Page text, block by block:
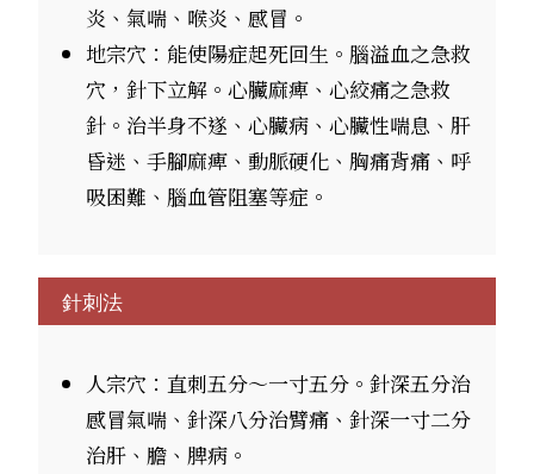
炎、氣喘、喉炎、感冒。
地宗穴：能使陽症起死回生。腦溢血之急救
穴，針下立解。心臟麻痺、心絞痛之急救
針。治半身不遂、心臟病、心臟性喘息、肝
昏迷、手腳麻痺、動脈硬化、胸痛背痛、呼
吸困難、腦血管阻塞等症。
針刺法
人宗穴：直刺五分～一寸五分。針深五分治
感冒氣喘、針深八分治臂痛、針深一寸二分
治肝、膽、脾病。